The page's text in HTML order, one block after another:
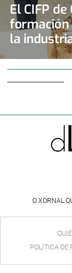
El CIFP
formación
la
O XORNAL
POLÍTICA DE